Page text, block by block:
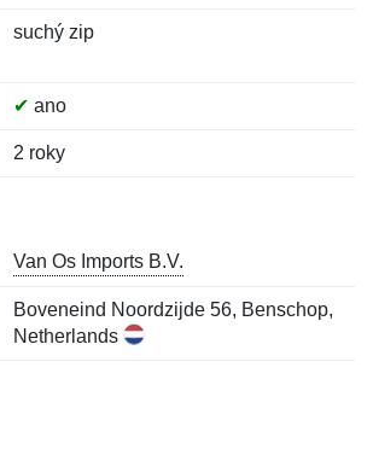
suchý zip
✔ ano
2 roky
Van Os Imports B.V.
Boveneind Noordzijde 56, Benschop,
Netherlands